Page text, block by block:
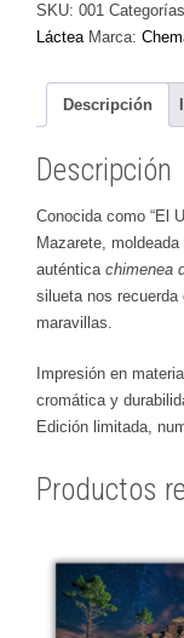
Vieja
cantidad
SKU: 001
Láctea Marca:
Descripción
Descripción
Conocida como “El
Mazarete,
auténtica chimenea
silueta nos
maravillas.
Impresión en
cromática y
Edición limitada,
Productos